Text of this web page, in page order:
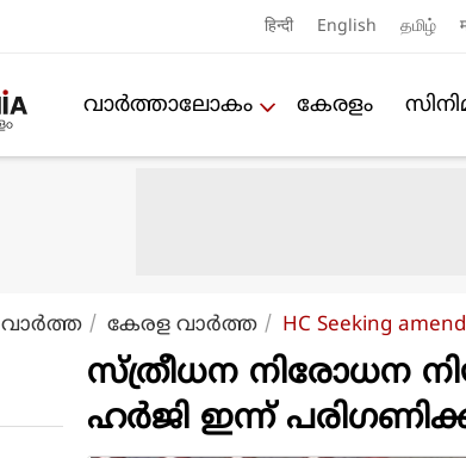
हिन्दी English தமிழ்
വാര്‍ത്താലോകം കേരളം
വാര്‍ത്ത കേരള വാര്‍ത്ത HC Seeking
സ്ത്രീധന നിരോധന
ഹർജി ഇന്ന്